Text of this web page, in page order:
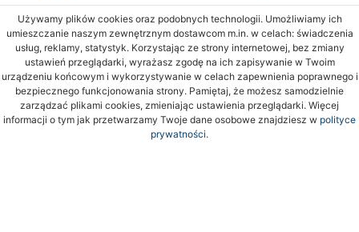
Używamy plików cookies oraz podobnych technologii. Umożliwiamy ich
umieszczanie naszym zewnętrznym dostawcom m.in. w celach: świadczenia
usług, reklamy, statystyk. Korzystając ze strony internetowej, bez zmiany
ustawień przeglądarki, wyrażasz zgodę na ich zapisywanie w Twoim
urządzeniu końcowym i wykorzystywanie w celach zapewnienia poprawnego i
bezpiecznego funkcjonowania strony. Pamiętaj, że możesz samodzielnie
zarządzać plikami cookies, zmieniając ustawienia przeglądarki. Więcej
informacji o tym jak przetwarzamy Twoje dane osobowe znajdziesz w polityce
prywatności.